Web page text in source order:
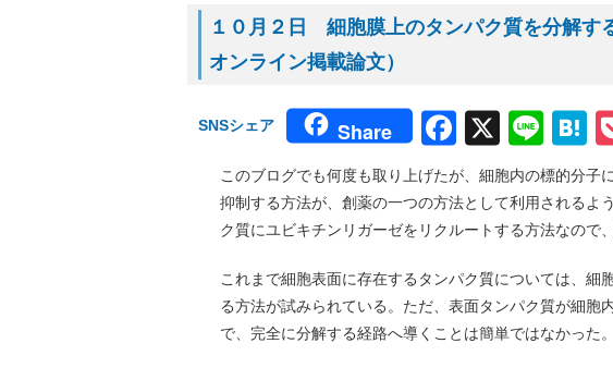
１０月２日 細胞膜上のタンパク質を分解す
オンライン掲載論文）
SNSシェア Share Facebook
X Line
このブログでも何度も取り上げたが、細胞内の標的分子
抑制する方法が、創薬の一つの方法として利用されるよ
ク質にユビキチンリガーゼをリクルートする方法なので
これまで細胞表面に存在するタンパク質については、細
る方法が試みられている。ただ、表面タンパク質が細胞
で、完全に分解する経路へ導くことは簡単ではなかった。